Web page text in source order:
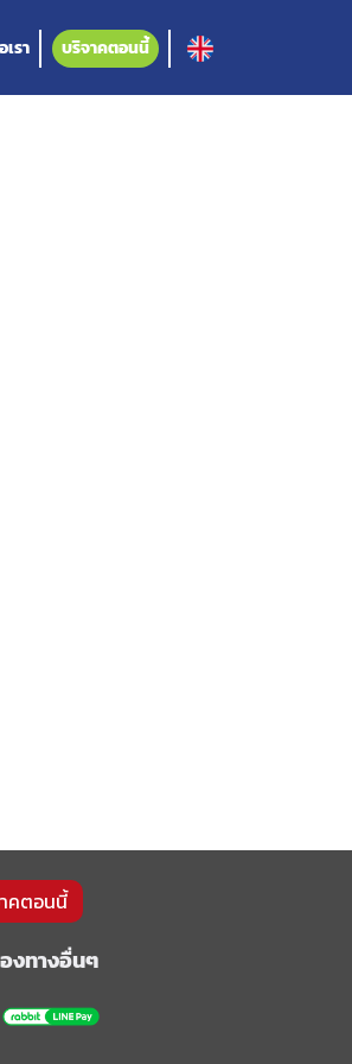
รา บริจาคตอนนี้
คตอนนี้
งทางอื่นๆ